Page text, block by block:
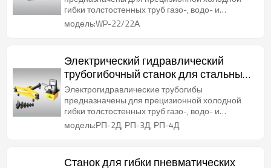
гибки толстостенных труб газо-, водо- и
паропроводов.
модель:WP-22/22А
Электрический гидравлический
трубогибочный станок для стальных
труб диаметром от 1/2 дюйма до 2
дюймов/3 дюйма/4 дюйма
Электрогидравлические трубогибы
предназначены для прецизионной холодной
гибки толстостенных труб газо-, водо- и
паропроводов.
модель:РП-2Д, РП-3Д, РП-4Д
Станок для гибки пневматических